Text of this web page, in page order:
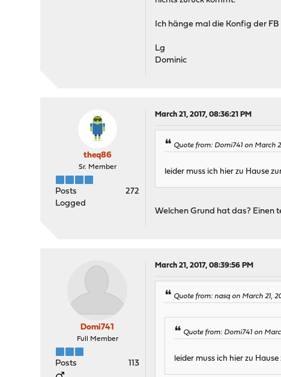
Ich hänge mal die Konfig der
Lg
Dominic
theq86
Sr. Member
Posts
272
Logged
March 21, 2017, 08:36:21 PM
Quote from: Domi741 on March
leider muss ich hier zu Hause
Welchen Grund hat das? Einen
Domi741
Full Member
Posts 113
March 21, 2017, 08:39:56 PM
Quote from: nasq on March 21,
Quote from: Domi741 on
leider muss ich hier zu